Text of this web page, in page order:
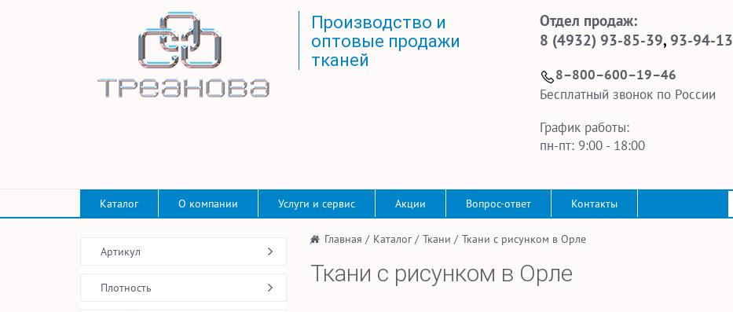
Производство и
оптовые продажи
тканей
Отдел продаж:
8 (4932) 93-85-39, 93-94-13
8–800–600–19–46
Бесплатный звонок по России
График работы:
пн-пт: 9:00 - 18:00
Каталог О компании Услуги и сервис Акции Вопрос-ответ Контакты
/ Главная / Каталог/ Ткани / Ткани с рисунком в Орле
Ткани с рисунком в Орле
Артикул
Плотность